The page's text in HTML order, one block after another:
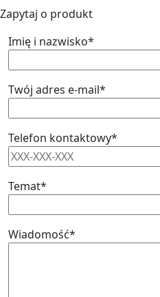
Zapytaj o produkt
Imię i nazwisko*
Twój adres e-mail*
Telefon kontaktowy*
Temat*
Wiadomość*